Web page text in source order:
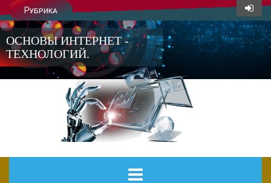
Рубрика
ОСНОВЫ ИНТЕРНЕТ -
ТЕХНОЛОГИЙ.